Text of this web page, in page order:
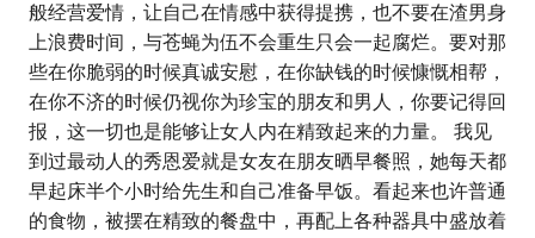
般经营爱情，让自己在情感中获得提携，也不要在渣男身
上浪费时间，与苍蝇为伍不会重生只会一起腐烂。要对那
些在你脆弱的时候真诚安慰，在你缺钱的时候慷慨相帮，
在你不济的时候仍视你为珍宝的朋友和男人，你要记得回
报，这一切也是能够让女人内在精致起来的力量。 我见
到过最动人的秀恩爱就是女友在朋友晒早餐照，她每天都
早起床半个小时给先生和自己准备早饭。看起来也许普通
的食物，被摆在精致的餐盘中，再配上各种器具中盛放着